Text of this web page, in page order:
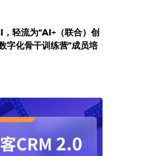
轻流为“AI+（联合）创
字化骨干训练营”成员培